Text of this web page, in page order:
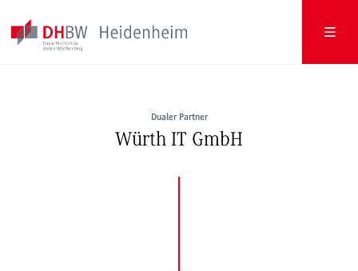
Dualer Partner
Würth IT GmbH